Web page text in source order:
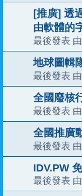
[推廣] 透
由軟體的
最後發表 由
地球圖輯
最後發表
全國廢核
最後發表
全國推廣
最後發表
IDV.PW
最後發表 由